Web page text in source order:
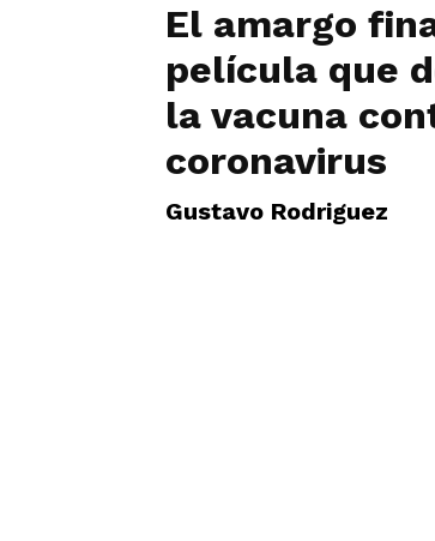
El amargo
película que
la vacuna
coronavirus
Gustavo Rodriguez